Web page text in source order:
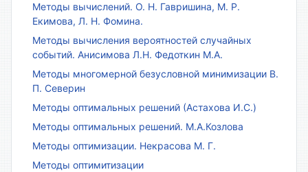
Методы вычислений. О. Н. Гавришина, М. Р.
Екимова, Л. Н. Фомина.
Методы вычисления вероятностей случайных
событий. Анисимова Л.Н. Федоткин М.А.
Методы многомерной безусловной минимизации В.
П. Северин
Методы оптимальных решений (Астахова И.С.)
Методы оптимальных решений. М.А.Козлова
Методы оптимизации. Некрасова М. Г.
Методы оптимитизации